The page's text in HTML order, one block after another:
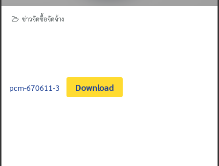
ข่าวจัดซื้อจัดจ้าง
pcm-670611-3 Download